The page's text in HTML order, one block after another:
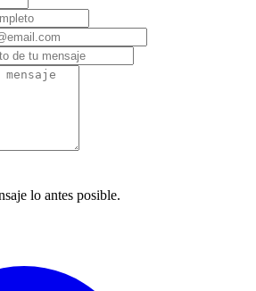
lo antes posible.